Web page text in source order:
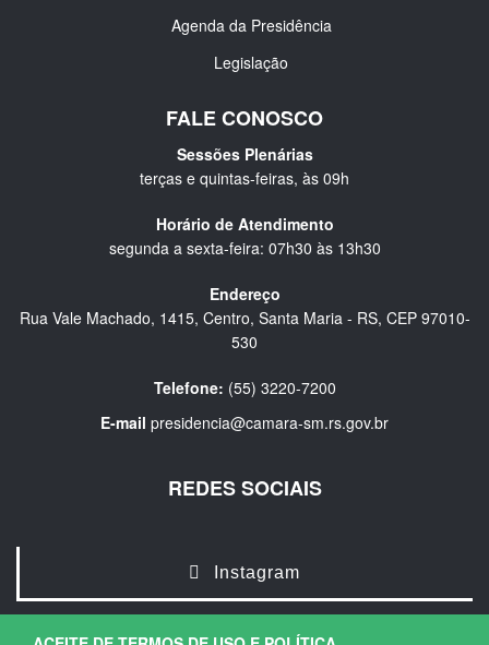
Agenda da Presidência
Legislação
FALE CONOSCO
Sessões Plenárias
terças e quintas-feiras, às 09h
Horário de Atendimento
segunda a sexta-feira: 07h30 às 13h30
Endereço
Rua Vale Machado, 1415, Centro, Santa Maria - RS, CEP 97010-
530
Telefone: (55) 3220-7200
E-mail presidencia@camara-sm.rs.gov.br
REDES SOCIAIS
Instagram